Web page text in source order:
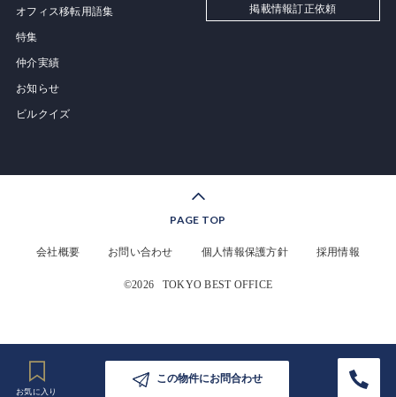
この物件にお問合わせ
オフィス移転用語集
特集
仲介実績
お知らせ
ビルクイズ
掲載情報訂正依頼
PAGE TOP
会社概要 お問い合わせ 個人情報保護方針 採用情報
©2026 TOKYO BEST OFFICE